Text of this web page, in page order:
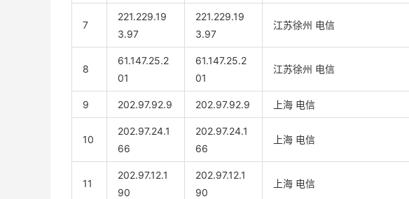
7
221.229.19
3.97
221.229.19
3.97
江苏徐州 电信
8
61.147.25.2
01
61.147.25.2
01
江苏徐州 电信
9 202.97.92.9 202.97.92.9 上海 电信
10
202.97.24.1
66
202.97.24.1
66
上海 电信
11
202.97.12.1
90
202.97.12.1
90
上海 电信